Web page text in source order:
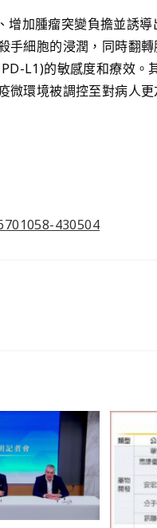
加腫瘤突變負擔並誘
細胞的浸潤，同時翻
L1)的敏感度和療效。
微環境被調控至對病人
430504